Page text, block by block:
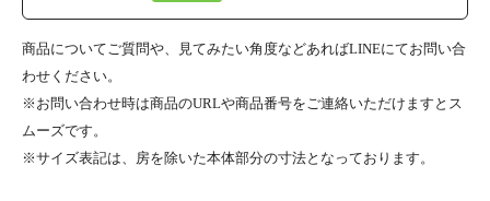
商品についてご質問や、見てみたい角度などあればLINEにてお問い合
わせください。
※お問い合わせ時は商品のURLや商品番号をご連絡いただけますとス
ムーズです。
※サイズ表記は、房を除いた本体部分の寸法となっております。